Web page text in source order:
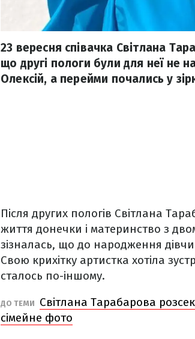
23 вересня співачка Світлана
що другі пологи були для неї не
Олексій, а перейми почались у
Після других пологів Світлана
життя донечки і материнство з
зізналась, що до народження
Свою крихітку артистка хотіла
сталось по-іншому.
ДО ТЕМИ
Світлана Тарабарова
сімейне фото